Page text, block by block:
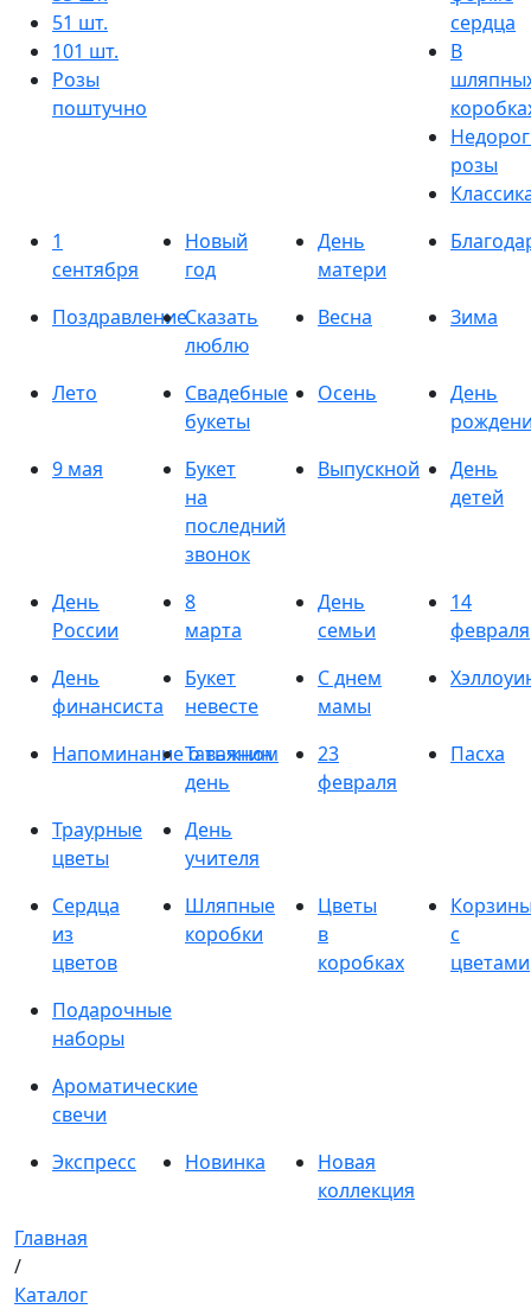
51 шт.
101 шт.
Розы
поштучно
сердца
В
розы
1
сентября
Новый
год
День
матери
ПоздравлениеСказать
люблю
Весна Зима
Лето
Свадебные
букеты
Осень
День
9 мая
Букет
на
последний
звонок
Выпускной
День
детей
День
России
8
марта
День
семьи
14
февраля
День
финансиста
Букет
невесте
С днем
мамы
Напоминание о важном
Татьянин
день
23
февраля
Пасха
Траурные
цветы
День
учителя
Сердца
из
цветов
Шляпные
коробки
Цветы
в
коробках
с
цветами
Подарочные
наборы
Ароматические
свечи
Экспресс
Новинка
Новая
коллекция
Главная
/
Каталог